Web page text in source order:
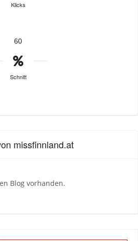
Klicks
60
Schnitt
missfinnland.at
Blog vorhanden.